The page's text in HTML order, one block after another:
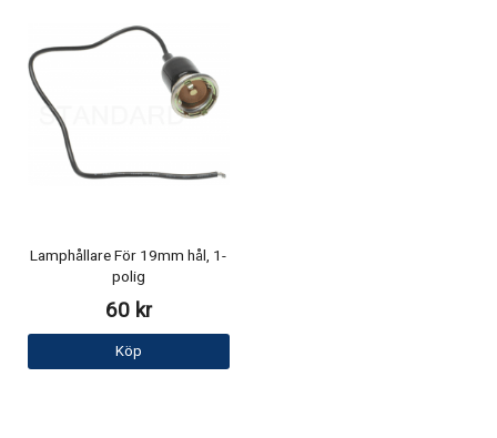
Lamphållare För 19mm hål, 1-
polig
60 kr
Köp